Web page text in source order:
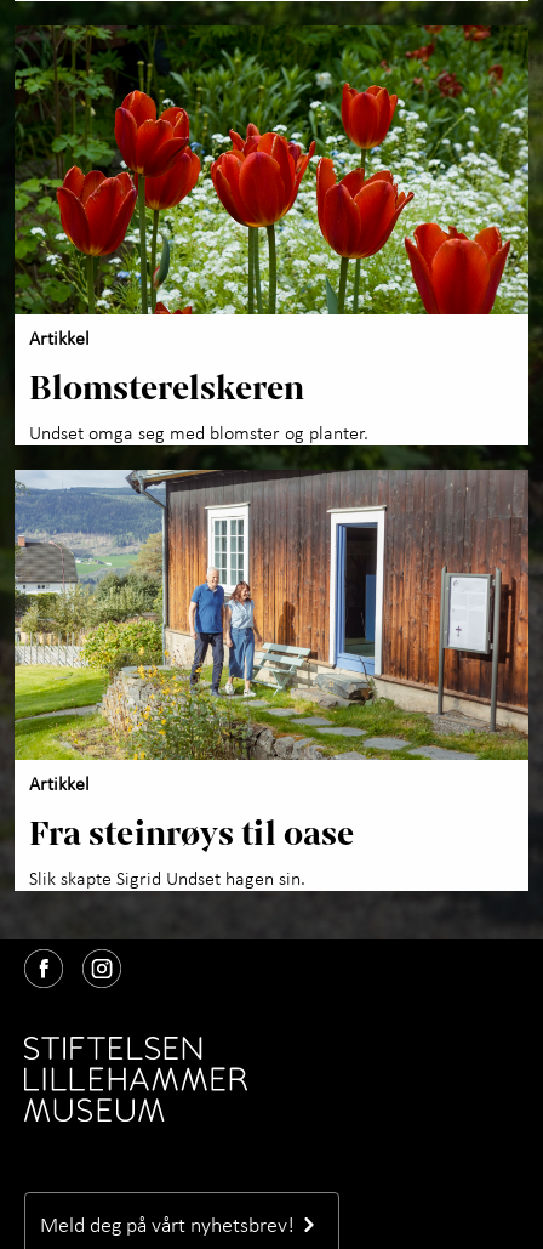
Artikkel
Blomsterelskeren
Undset omga seg med blomster og planter.
Artikkel
Fra steinrøys til oase
Slik skapte Sigrid Undset hagen sin.
Meld deg på vårt nyhetsbrev!